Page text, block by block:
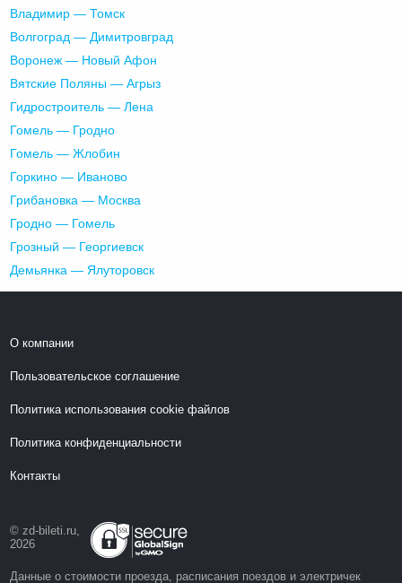
Владимир — Томск
Волгоград — Димитровград
Воронеж — Новый Афон
Вятские Поляны — Агрыз
Гидростроитель — Лена
Гомель — Гродно
Гомель — Жлобин
Горкино — Иваново
Грибановка — Москва
Гродно — Гомель
Грозный — Георгиевск
Демьянка — Ялуторовск
О компании
Пользовательское соглашение
Политика использования cookie файлов
Политика конфиденциальности
Контакты
© zd-bileti.ru,
2026
Данные о стоимости проезда, расписания поездов и электричек